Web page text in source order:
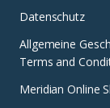
Datenschutz
Allgemeine
Terms and
Meridian Online